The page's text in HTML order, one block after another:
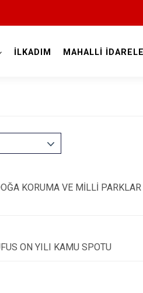
İLKADIM MAHALLİ
KORUMA VE MİLLİ
ON YILI KAMU SPOTU